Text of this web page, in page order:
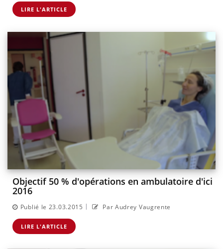
LIRE L'ARTICLE
Objectif 50 % d'opérations en ambulatoire d'ici
2016
Publié le 23.03.2015 | Par Audrey Vaugrente
LIRE L'ARTICLE